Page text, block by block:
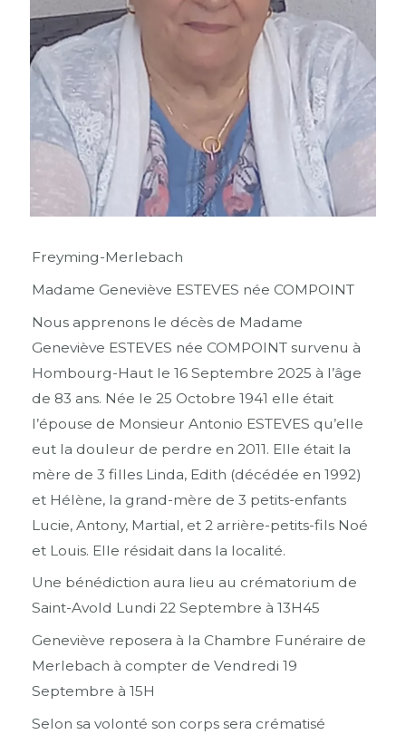
Freyming-Merlebach
Madame Geneviève ESTEVES née COMPOINT
Nous apprenons le décès de Madame
Geneviève ESTEVES née COMPOINT survenu à
Hombourg-Haut le 16 Septembre 2025 à l’âge
de 83 ans. Née le 25 Octobre 1941 elle était
l’épouse de Monsieur Antonio ESTEVES qu’elle
eut la douleur de perdre en 2011. Elle était la
mère de 3 filles Linda, Edith (décédée en 1992)
et Hélène, la grand-mère de 3 petits-enfants
Lucie, Antony, Martial, et 2 arrière-petits-fils Noé
et Louis. Elle résidait dans la localité.
Une bénédiction aura lieu au crématorium de
Saint-Avold Lundi 22 Septembre à 13H45
Geneviève reposera à la Chambre Funéraire de
Merlebach à compter de Vendredi 19
Septembre à 15H
Selon sa volonté son corps sera crématisé